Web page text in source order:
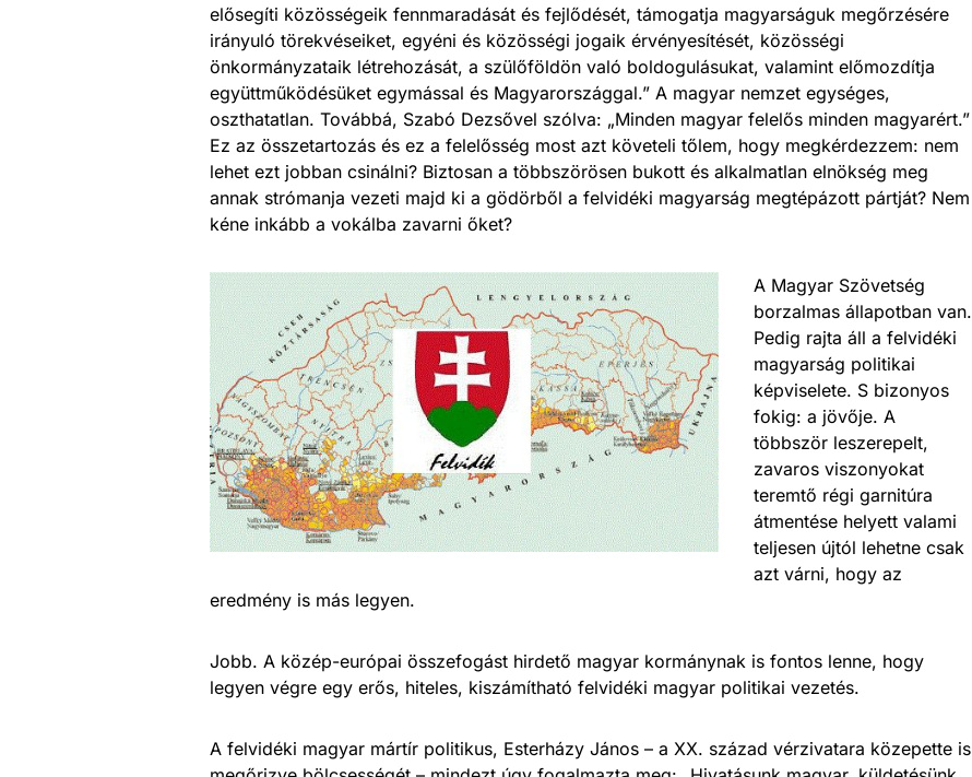
elősegíti közösségeik fennmaradását és fejlődését, támogatja magyarságuk megőrzésére
irányuló törekvéseiket, egyéni és közösségi jogaik érvényesítését, közösségi
önkormányzataik létrehozását, a szülőföldön való boldogulásukat, valamint előmozdítja
együttműködésüket egymással és Magyarországgal.” A magyar nemzet egységes,
oszthatatlan. Továbbá, Szabó Dezsővel szólva: „Minden magyar felelős minden magyarért.”
Ez az összetartozás és ez a felelősség most azt követeli tőlem, hogy megkérdezzem: nem
lehet ezt jobban csinálni? Biztosan a többszörösen bukott és alkalmatlan elnökség meg
annak strómanja vezeti majd ki a gödörből a felvidéki magyarság megtépázott pártját? Nem
kéne inkább a vokálba zavarni őket?
A Magyar Szövetség
borzalmas állapotban van.
Pedig rajta áll a felvidéki
magyarság politikai
képviselete. S bizonyos
fokig: a jövője. A
többször leszerepelt,
zavaros viszonyokat
teremtő régi garnitúra
átmentése helyett valami
teljesen újtól lehetne csak
azt várni, hogy az
eredmény is más legyen.
Jobb. A közép-európai összefogást hirdető magyar kormánynak is fontos lenne, hogy
legyen végre egy erős, hiteles, kiszámítható felvidéki magyar politikai vezetés.
A felvidéki magyar mártír politikus, Esterházy János – a XX. század vérzivatara közepette is